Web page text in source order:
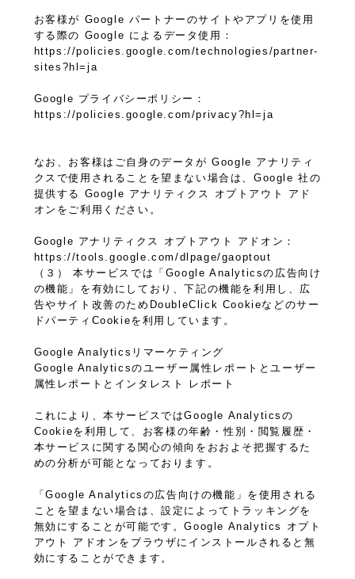
お客様が Google パートナーのサイトやアプリを使用
する際の Google によるデータ使用：
https://policies.google.com/technologies/partner-
sites?hl=ja
Google プライバシーポリシー：
https://policies.google.com/privacy?hl=ja
なお、お客様はご自身のデータが Google アナリティ
クスで使用されることを望まない場合は、Google 社の
提供する Google アナリティクス オプトアウト アド
オンをご利用ください。
Google アナリティクス オプトアウト アドオン：
https://tools.google.com/dlpage/gaoptout
（３） 本サービスでは「Google Analyticsの広告向け
の機能」を有効にしており、下記の機能を利用し、広
告やサイト改善のためDoubleClick Cookieなどのサー
ドパーティCookieを利用しています。
Google Analyticsリマーケティング
Google Analyticsのユーザー属性レポートとユーザー
属性レポートとインタレスト レポート
これにより、本サービスではGoogle Analyticsの
Cookieを利用して、お客様の年齢・性別・閲覧履歴・
本サービスに関する関心の傾向をおおよそ把握するた
めの分析が可能となっております。
「Google Analyticsの広告向けの機能」を使用される
ことを望まない場合は、設定によってトラッキングを
無効にすることが可能です。Google Analytics オプト
アウト アドオンをブラウザにインストールされると無
効にすることができます。